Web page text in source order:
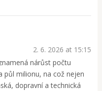
2. 6. 2026 at 15:15
nárůst počtu
půl milionu, na což nejen
dopravní a technická